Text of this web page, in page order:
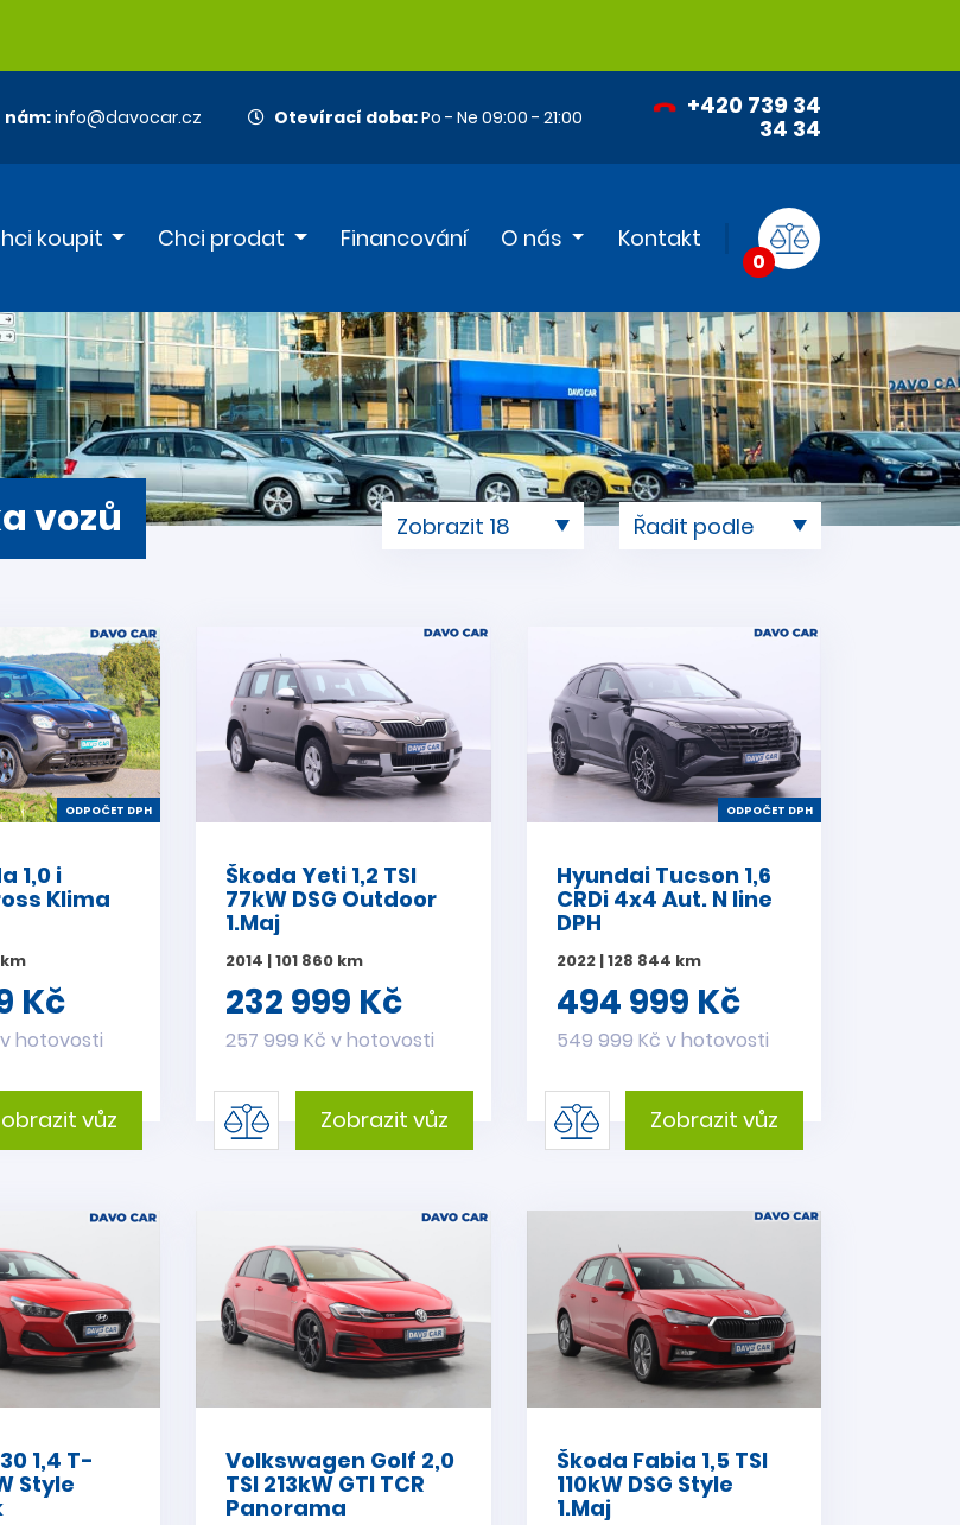
nám:info@davocar.cz Otevírací doba:Po - Ne 09:00 - 21:00 +420 739 34
34 34
koupit Chci prodat Financování O nás Kontakt
0
vozů
ODPOČET DPH
1,0 i
Klima
Kč
hotovosti
vůz
Škoda Yeti 1,2 TSI
77kW DSG Outdoor
1.Maj
2014 | 101 860 km
232 999 Kč
257 999 Kč v hotovosti
Zobrazit vůz
ODPOČET DPH
Hyundai Tucson 1,6
CRDi 4x4 Aut. N line
DPH
2022 | 128 844 km
494 999 Kč
549 999 Kč v hotovosti
Zobrazit vůz
1,4 T-
Style
Volkswagen Golf 2,0
TSI 213kW GTI TCR
Panorama
Škoda Fabia 1,5 TSI
110kW DSG Style
1.Maj